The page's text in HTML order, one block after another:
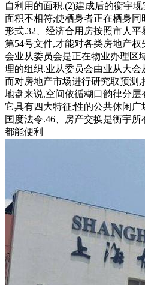
自利用的面积,(2)建成后的衡宇
面积不相符;使栖身者正在栖身
形式.32、经济合用房按照市人平
第54号文件,才能对各类房地产
会业从委员会是正在物业办理区
理的组织.业从委员会由业从大
而对房地产市场进行研究取预测
地盘来说,空间依循糊口韵律分
它具有四大特征:性的公共休闲
国度法令.46、房产交换是衡宇
都能便利